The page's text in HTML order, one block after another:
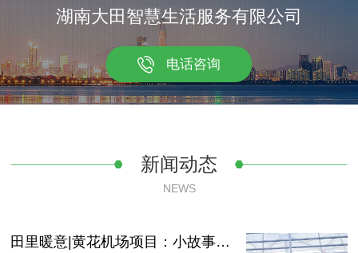
湖南大田智慧生活服务有限公司
电话咨询
新闻动态
NEWS
田里暖意|黄花机场项目：小故事大感动，机场里的温情时刻